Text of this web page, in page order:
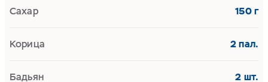
Сахар 150 г
Корица 2 пал.
Бадьян 2 шт.